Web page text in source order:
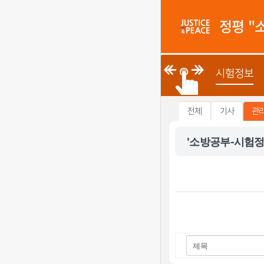
정평 "
시험정보
전체 기사 관
'소방공부-시험
게
시
검
색